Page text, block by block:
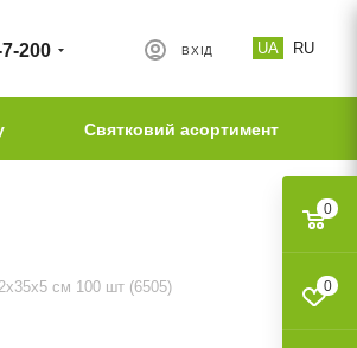
UA RU
ВХІД
200
Святковий асортимент
см 100 шт (6505)
0
0